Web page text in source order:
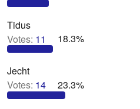
Tidus
Votes: 11 18.3%
Jecht
Votes: 14 23.3%